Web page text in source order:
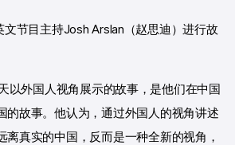
节目主持Josh Arslan（赵思迪）进行故
以外国人视角展示的故事，是他们在中国
的故事。他认为，通过外国人的视角讲述
离真实的中国，反而是一种全新的视角，